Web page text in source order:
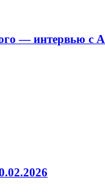
— интервью с